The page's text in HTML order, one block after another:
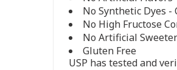
No Synthetic Dyes
No High Fructose
No Artificial
Gluten Free
USP has tested and